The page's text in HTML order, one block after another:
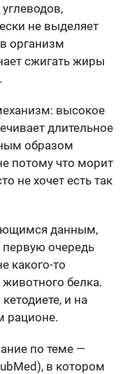
не выделяет
организм
сжигать жиры
высокое
длительное
образом
потому что морит
не хочет есть так
данным,
первую очередь
какого-то
белка.
и на
рационе.
по теме —
в котором